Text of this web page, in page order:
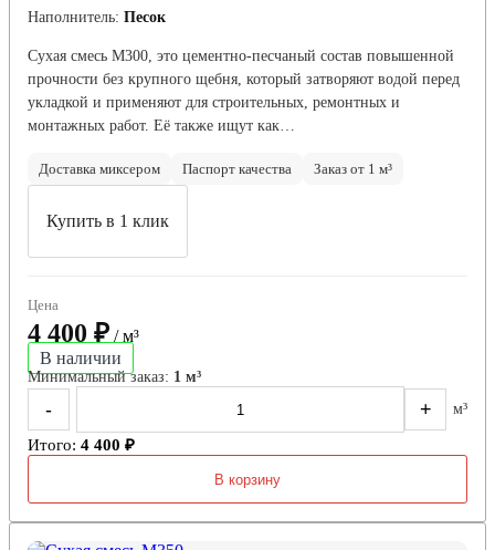
Наполнитель: Песок
Сухая смесь М300, это цементно-песчаный состав повышенной
прочности без крупного щебня, который затворяют водой перед
укладкой и применяют для строительных, ремонтных и
монтажных работ. Её также ищут как…
Доставка миксером Паспорт качества Заказ от 1 м³
Купить в 1 клик
Цена
4 400 ₽ / м³
В наличии
Минимальный заказ: 1 м³
- + м³
Итого: 4 400 ₽
В корзину